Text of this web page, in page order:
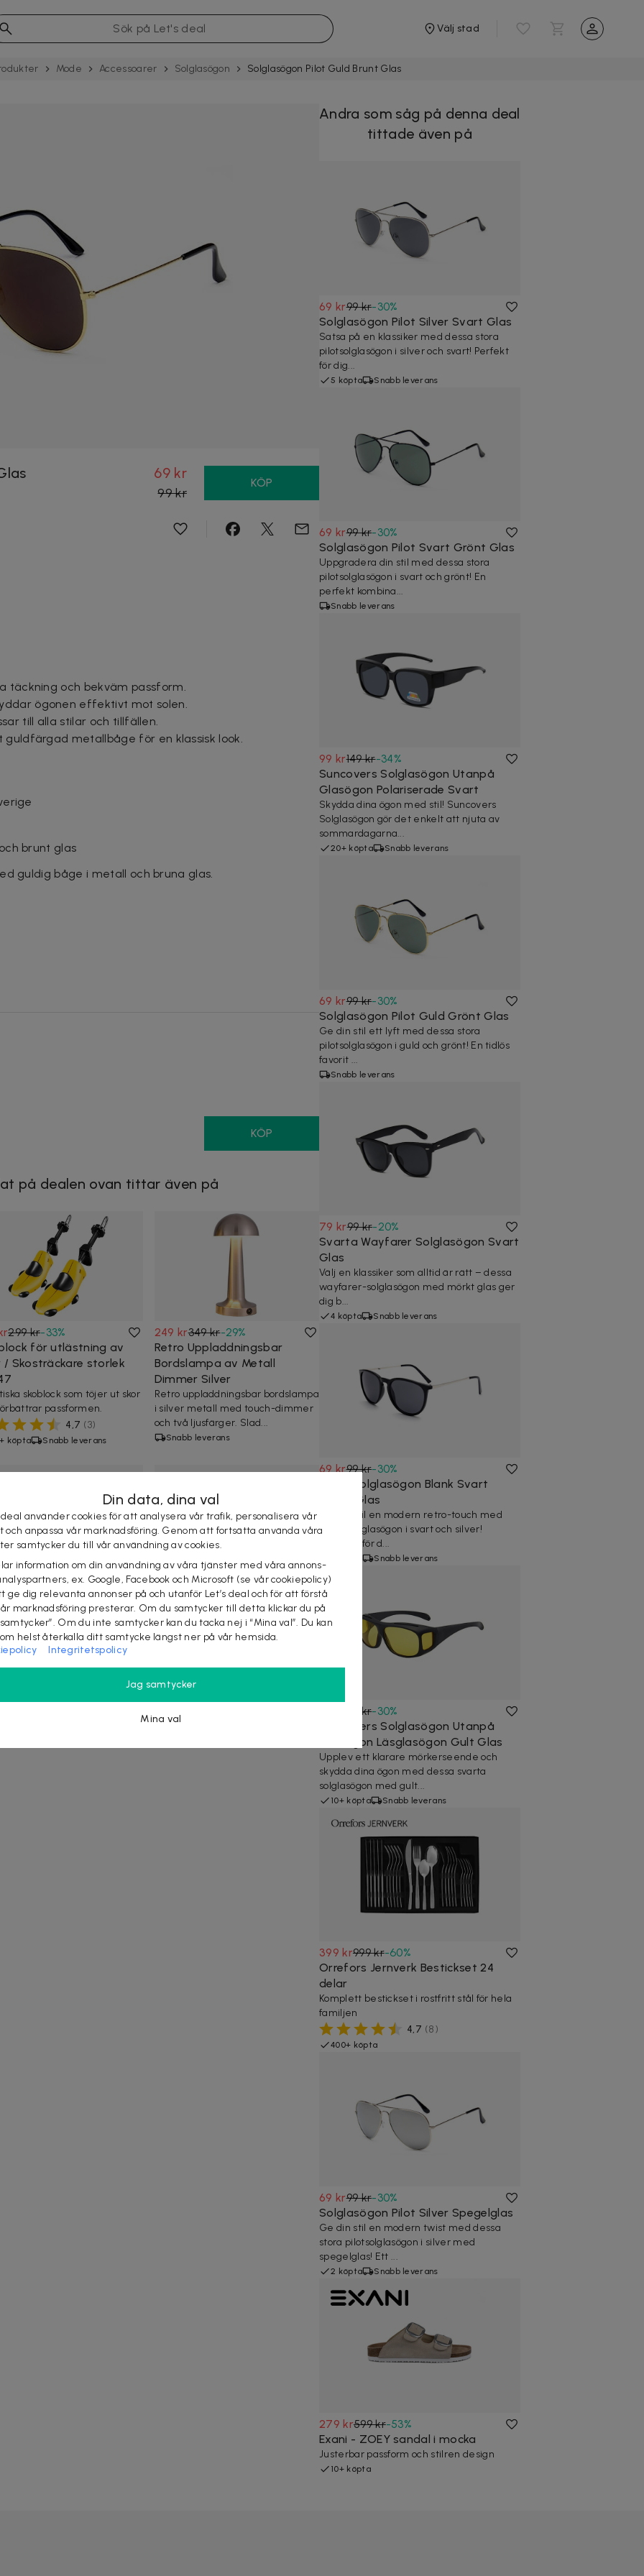
Välj stad
Mode Acces­soarer Solglasögon Solglasögon Pilot Guld Brunt Glas
69 kr
99 kr
KÖP
täckning och bekväm passform.
ögonen effektivt mot solen.
till alla stilar och tillfällen.
metallbåge för en klassisk look.
brunt glas
guldig båge i metall och bruna glas.
KÖP
på dealen ovan tittar även på
299 kr-33%
för utlästning av
/ Skosträckare storlek
skoblock som töjer ut skor
passformen.
4,7 (3)
köpta Snabb leverans
249 kr349 kr-29%
Retro Uppladdningsbar
Bordslampa av Metall
Dimmer Silver
Retro uppladdningsbar bordslampa
i silver metall med touch-dimmer
och två ljusfärger. Slad...
Snabb leverans
99 kr-30 %
Pilot Metall
Glas
pricken över i:et på din outfit
stora pilotsolglasögon i
69 kr99 kr-30%
Solglasögon Pilot Dam Guld
Brun
Lyft din stil med dessa snygga
pilotsolglasögon i guld och brunt!
Andra som såg på denna deal
tittade även på
69 kr99 kr-30%
Solglasögon Pilot Silver Svart Glas
Satsa på en klassiker med dessa stora
pilotsolglasögon i silver och svart! Perfekt
för dig...
5 köpta Snabb leverans
69 kr99 kr-30%
Solglasögon Pilot Svart Grönt Glas
Uppgradera din stil med dessa stora
pilotsolglasögon i svart och grönt! En
perfekt kombina...
Snabb leverans
99 kr149 kr-34%
Suncovers Solglasögon Utanpå
Glasögon Polariserade Svart
Skydda dina ögon med stil! Suncovers
Solglasögon gör det enkelt att njuta av
sommardagarna...
20+ köpta Snabb leverans
69 kr99 kr-30%
Solglasögon Pilot Guld Grönt Glas
Ge din stil ett lyft med dessa stora
pilotsolglasögon i guld och grönt! En tidlös
favorit ...
Snabb leverans
79 kr99 kr-20%
Svarta Wayfarer Solglasögon Svart
Glas
Välj en klassiker som alltid är rätt – dessa
wayfarer-solglasögon med mörkt glas ger
dig b...
4 köpta Snabb leverans
69 kr99 kr-30%
Retro Solglasögon Blank Svart
Mörkt Glas
Ge din stil en modern retro-touch med
dessa solglasögon i svart och silver!
Perfekta för d...
Snabb leverans
99 kr-30%
Suncovers Solglasögon Utanpå
Glasögon Läsglasögon Gult Glas
Upplev ett klarare mörkerseende och
skydda dina ögon med dessa svarta
solglasögon med gult...
10+ köpta Snabb leverans
399 kr999 kr-60%
Orrefors Jernverk Bestickset 24
delar
Komplett bestickset i rostfritt stål för hela
familjen
4,7 (8)
400+ köpta
69 kr99 kr-30%
Solglasögon Pilot Silver Spegelglas
Ge din stil en modern twist med dessa
stora pilotsolglasögon i silver med
spegelglas! Ett ...
2 köpta Snabb leverans
279 kr599 kr-53%
Exani - ZOEY sandal i mocka
Justerbar passform och stilren design
10+ köpta
Din data, dina val
deal använder cookies för att analysera vår trafik, personalisera vår
och anpassa vår marknadsföring. Genom att fortsätta använda våra
samtycker du till vår användning av cookies.
information om din användning av våra tjänster med våra annons-
ex. Google, Facebook och Microsoft (se vår cookiepolicy)
ge dig relevanta annonser på och utanför Let’s deal och för att förstå
marknadsföring presterar. Om du samtycker till detta klickar du på
samtycker”. Om du inte samtycker kan du tacka nej i “Mina val”. Du kan
helst återkalla ditt samtycke längst ner på vår hemsida.
Integritetspolicy
Jag samtycker
Mina val